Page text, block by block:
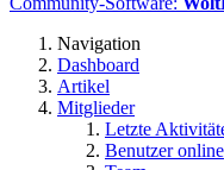
Navigation
Dashboard
Artikel
Mitglieder
Letzte
Benutzer online